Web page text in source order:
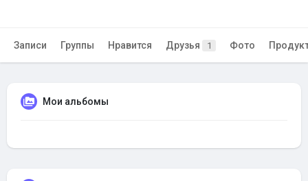
Записи Группы Нравится Друзья 1 Фото
Мои альбомы